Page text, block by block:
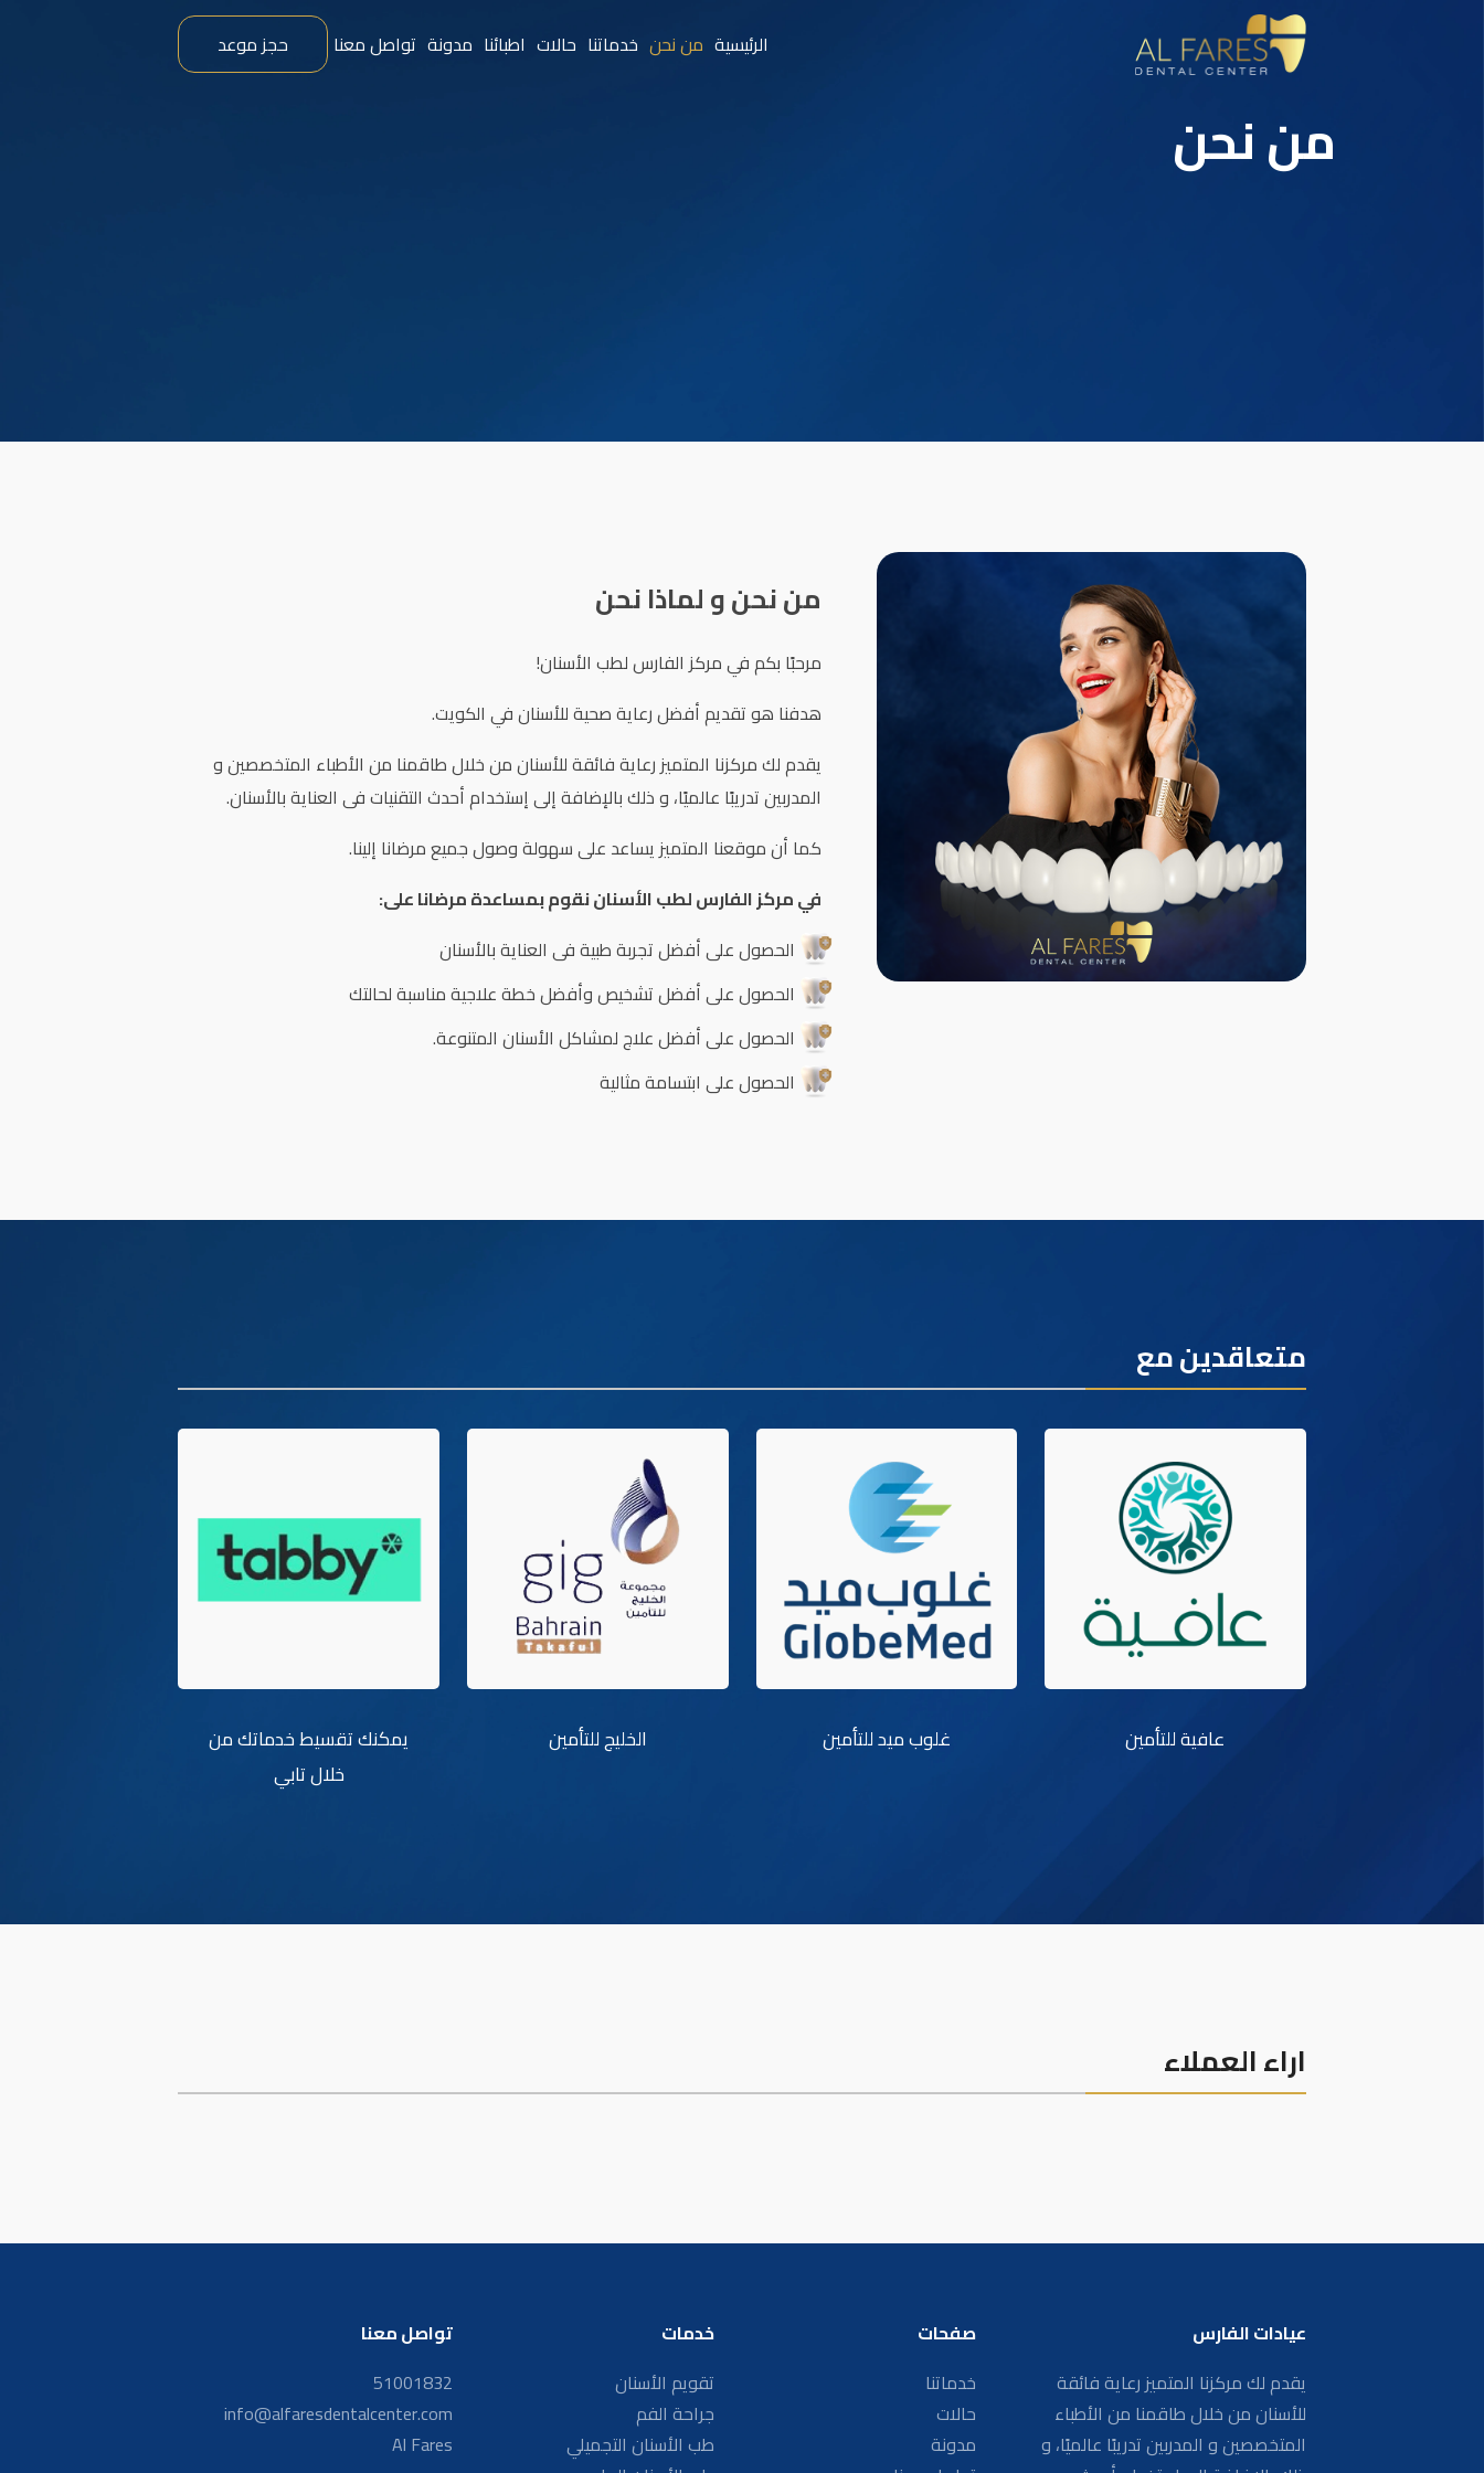
الرئيسية من نحن خدماتنا حالات اطبائنا مدونة تواصل معنا حجز موعد
من نحن
من نحن و لماذا نحن
مرحبًا بكم في مركز الفارس لطب الأسنان!
هدفنا هو تقديم أفضل رعاية صحية للأسنان في الكويت.
يقدم لك مركزنا المتميز رعاية فائقة للأسنان من خلال طاقمنا من الأطباء المتخصصين و
المدربين تدريبًا عالميًا، و ذلك بالإضافة إلى إستخدام أحدث التقنيات فى العناية بالأسنان.
كما أن موقعنا المتميز يساعد على سهولة وصول جميع مرضانا إلينا.
في مركز الفارس لطب الأسنان نقوم بمساعدة مرضانا على:
الحصول على أفضل تجربة طبية فى العناية بالأسنان
الحصول على أفضل تشخيص وأفضل خطة علاجية مناسبة لحالتك
الحصول على أفضل علاج لمشاكل الأسنان المتنوعة.
الحصول على ابتسامة مثالية
متعاقدين مع
عافية للتأمين غلوب ميد للتأمين الخليج للتأمين
يمكنك تقسيط خدماتك من
خلال تابي
اراء العملاء
عيادات الفارس
يقدم لك مركزنا المتميز رعاية فائقة
للأسنان من خلال طاقمنا من الأطباء
المتخصصين و المدربين تدريبًا عالميًا، و
صفحات
خدماتنا
حالات
مدونة
خدمات
تقويم الأسنان
جراحة الفم
طب الأسنان التجميلي
تواصل معنا
51001832
info@alfaresdentalcenter.com
Al Fares